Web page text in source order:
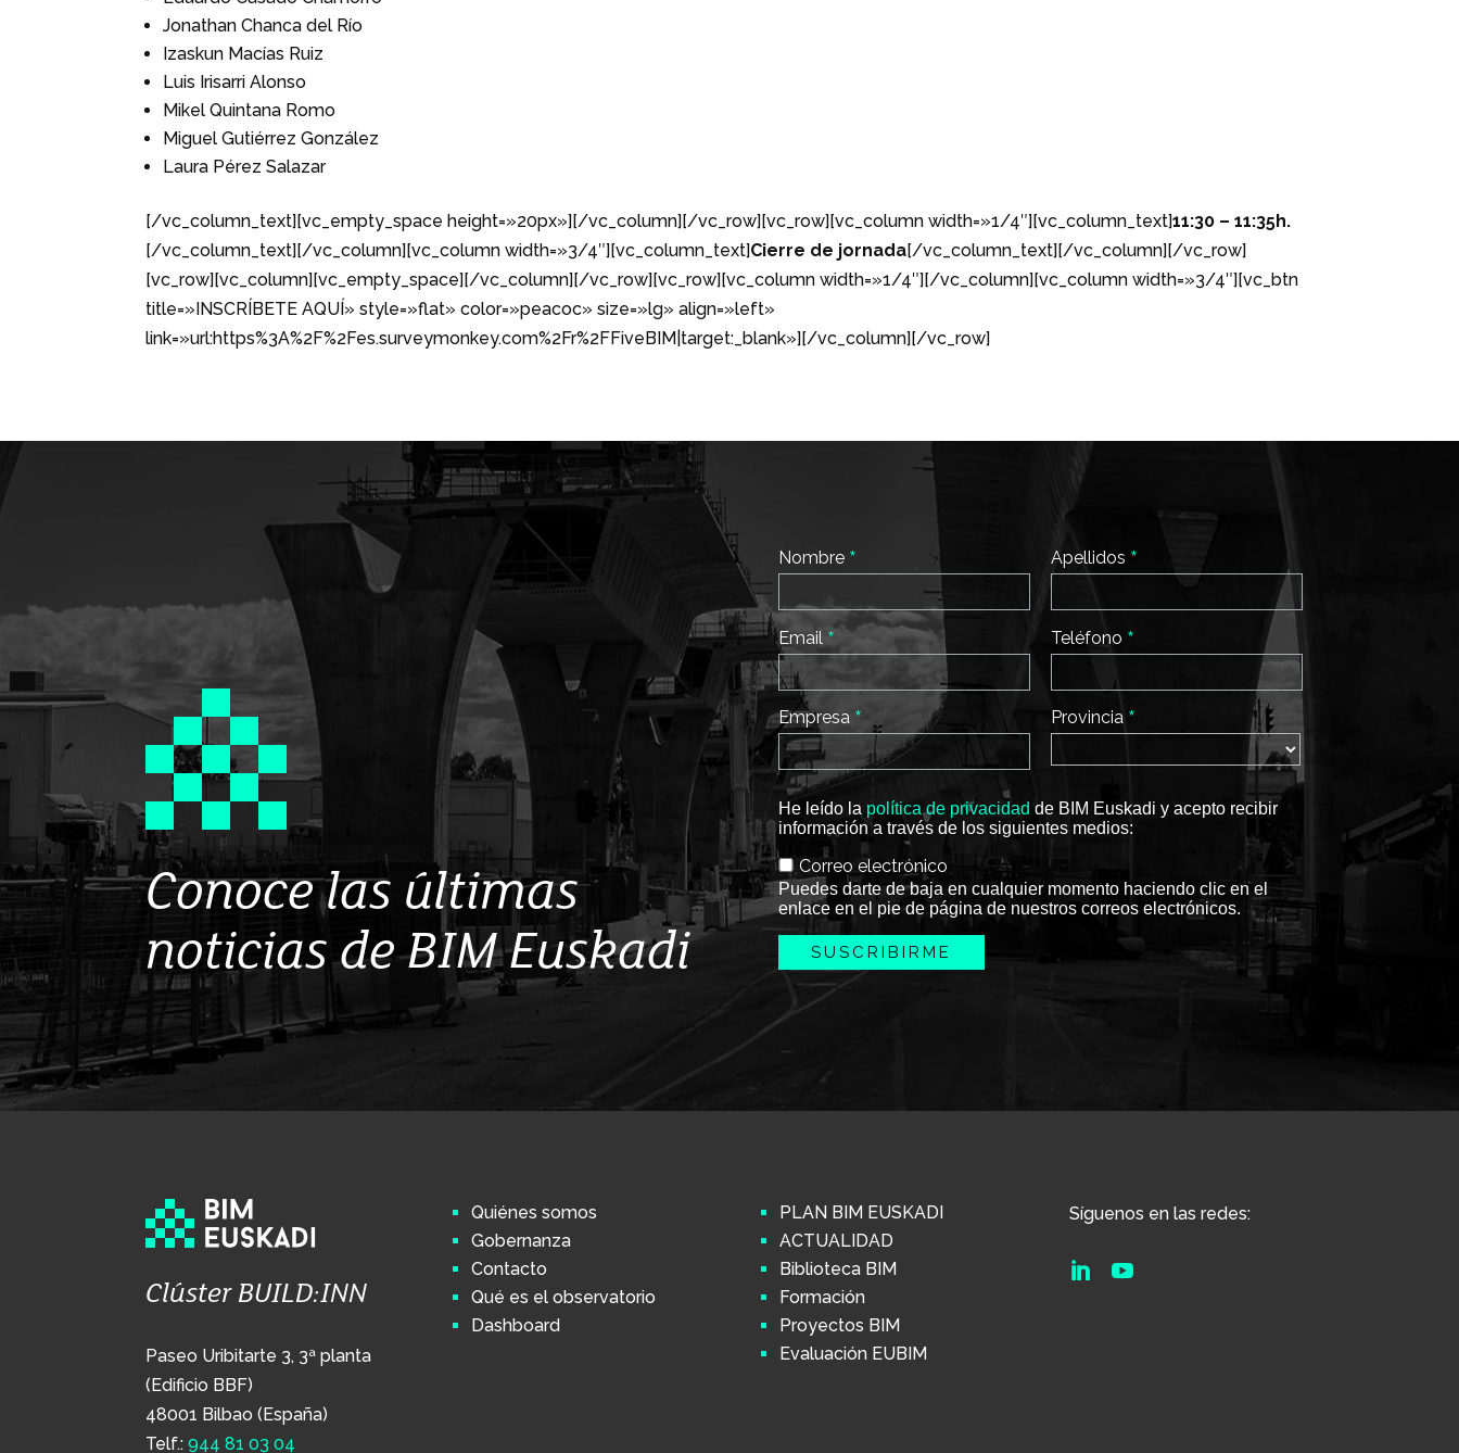
Jonathan Chanca del Río
Izaskun Macías Ruiz
Luis Irisarri Alonso
Mikel Quintana Romo
Miguel Gutiérrez González
Laura Pérez Salazar
[/vc_column_text][vc_empty_space height=»20px»][/vc_column][/vc_row][vc_row][vc_column width=»1/4″][vc_column_text]11:30 – 11:35h.
[/vc_column_text][/vc_column][vc_column width=»3/4″][vc_column_text]Cierre de jornada[/vc_column_text][/vc_column][/vc_row]
[vc_row][vc_column][vc_empty_space][/vc_column][/vc_row][vc_row][vc_column width=»1/4″][/vc_column][vc_column width=»3/4″][vc_btn
title=»INSCRÍBETE AQUÍ» style=»flat» color=»peacoc» size=»lg» align=»left»
link=»url:https%3A%2F%2Fes.surveymonkey.com%2Fr%2FFiveBIM|target:_blank»][/vc_column][/vc_row]
Conoce las últimas
noticias de BIM Euskadi
Nombre *
Email *
Empresa *
Apellidos *
Teléfono *
Provincia *
He leído la política de privacidad de BIM Euskadi y acepto recibir
información a través de los siguientes medios:
Correo electrónico
Puedes darte de baja en cualquier momento haciendo clic en el
enlace en el pie de página de nuestros correos electrónicos.
Clúster BUILD:INN
Paseo Uribitarte 3, 3ª planta
(Edificio BBF)
48001 Bilbao (España)
Telf.:944 81 03 04
Quiénes somos
Gobernanza
Contacto
Qué es el observatorio
Dashboard
PLAN BIM EUSKADI
ACTUALIDAD
Biblioteca BIM
Formación
Proyectos BIM
Evaluación EUBIM
Síguenos en las redes:
 